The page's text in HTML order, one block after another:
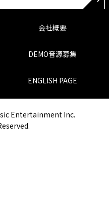
会社概要
DEMO音源募集
ENGLISH PAGE
Entertainment Inc.